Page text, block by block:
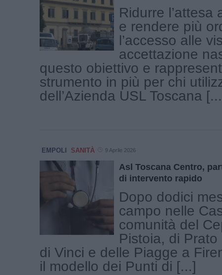
Ridurre l’attesa
e rendere più
l’accesso alle
accettazione
questo obiettivo e
strumento in più per chi
dell’Azienda USL Toscana
EMPOLI SANITÀ 9 Aprile 2026
Asl Toscana Centro,
di intervento rapido
Dopo dodici
campo nelle
comunità del
Pistoia, di
di Vinci e delle Piagge a
il modello dei Punti di [...]